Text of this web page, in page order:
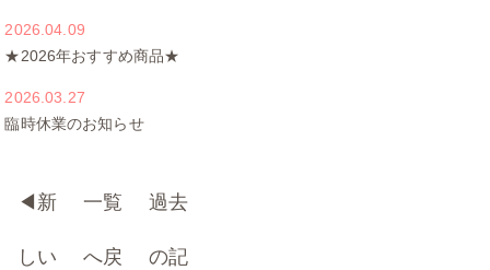
2026.04.09
★2026年おすすめ商品★
2026.03.27
臨時休業のお知らせ
◀︎ 新
しい
一覧
へ戻
過去
の記